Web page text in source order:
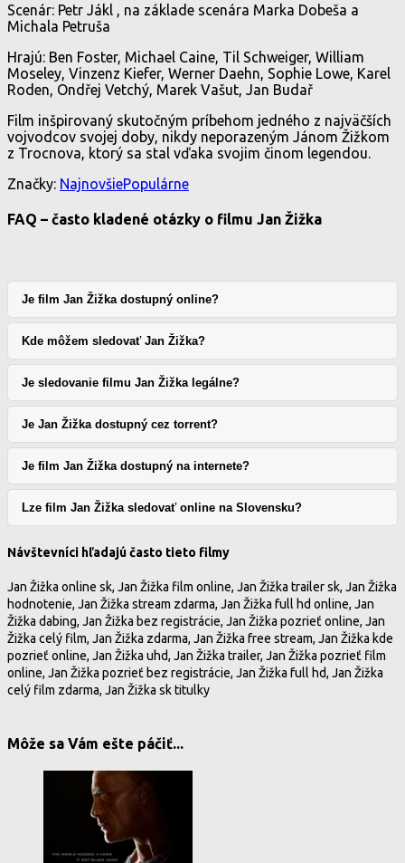
Scenár: Petr Jákl , na základe scenára Marka Dobeša a
Michala Petruša
Hrajú: Ben Foster, Michael Caine, Til Schweiger, William
Moseley, Vinzenz Kiefer, Werner Daehn, Sophie Lowe, Karel
Roden, Ondřej Vetchý, Marek Vašut, Jan Budař
Film inšpirovaný skutočným príbehom jedného z najväčších
vojvodcov svojej doby, nikdy neporazeným Jánom Žižkom
z Trocnova, ktorý sa stal vďaka svojim činom legendou.
Značky: NajnovšiePopulárne
FAQ – často kladené otázky o filmu Jan Žižka
Je film Jan Žižka dostupný online?
Kde môžem sledovať Jan Žižka?
Je sledovanie filmu Jan Žižka legálne?
Je Jan Žižka dostupný cez torrent?
Je film Jan Žižka dostupný na internete?
Lze film Jan Žižka sledovať online na Slovensku?
Návštevníci hľadajú často tieto filmy
Jan Žižka online sk, Jan Žižka film online, Jan Žižka trailer sk, Jan Žižka
hodnotenie, Jan Žižka stream zdarma, Jan Žižka full hd online, Jan
Žižka dabing, Jan Žižka bez registrácie, Jan Žižka pozrieť online, Jan
Žižka celý film, Jan Žižka zdarma, Jan Žižka free stream, Jan Žižka kde
pozrieť online, Jan Žižka uhd, Jan Žižka trailer, Jan Žižka pozrieť film
online, Jan Žižka pozrieť bez registrácie, Jan Žižka full hd, Jan Žižka
celý film zdarma, Jan Žižka sk titulky
Môže sa Vám ešte páčiť...